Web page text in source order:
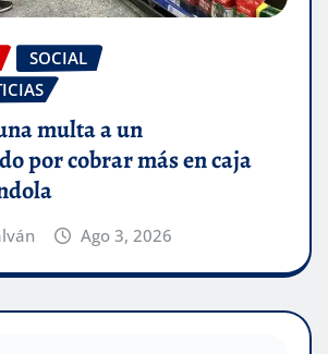
SOCIAL
multa a un
por cobrar más en caja
Ago 3, 2026